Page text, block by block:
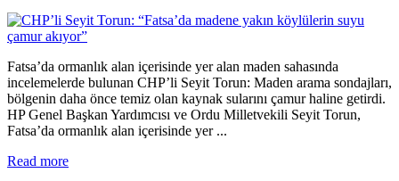
Fatsa’da ormanlık alan içerisinde yer alan maden sahasında
incelemelerde bulunan CHP’li Seyit Torun: Maden arama sondajları,
bölgenin daha önce temiz olan kaynak sularını çamur haline getirdi.
HP Genel Başkan Yardımcısı ve Ordu Milletvekili Seyit Torun,
Fatsa’da ormanlık alan içerisinde yer ...
Read more